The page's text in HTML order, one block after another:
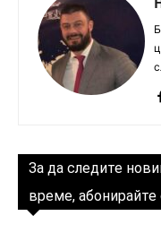
За да следите
време,